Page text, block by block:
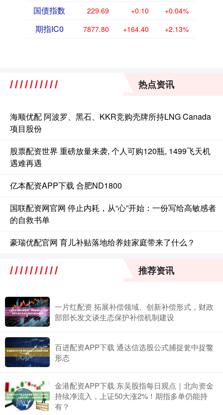
国债指数 229.69 +0.10 +0.04%
期指IC0 7877.80 +164.40 +2.13%
热点资讯
海顺优配 阿波罗、黑石、KKR竞购壳牌所持LNG Canada
项目股份
股票配资世界 重磅放量来袭, 个人可购120瓶, 1499飞天机
遇难再遇
亿本配资APP下载 合肥ND1800
国联配资网官网 停止内耗，从“心”开始：一份写给高敏感者
的自救书单
豪瑞优配官网 育儿补贴落地给养娃家庭带来了什么？
推荐资讯
一片红配资 拓展补偿领域、创新补偿形式，财政
部部长发文谈生态保护补偿机制建设
百进配资APP下载 通达信选股公式捕捉瓮中捉鳖
形态
金港配资APP下载 东吴股指每日观点｜北向资金
持续净流入，上证50大涨2%！期指多单仍能持
有？